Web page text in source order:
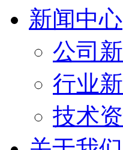
新闻中心
公司
行业
技术